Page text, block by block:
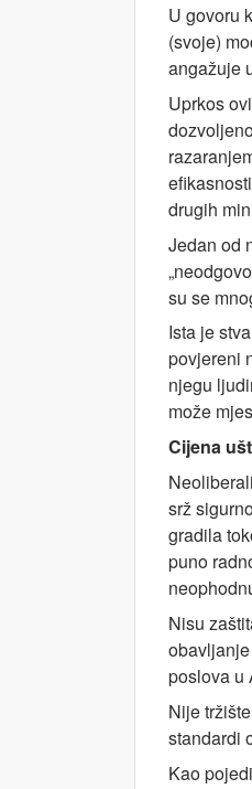
U govoru
(svoje)
angažuje
Uprkos
drugih
Jedan od
su se
Ista je
povjereni
njegu
može
Cijena
srž
gradila
puno
Nisu
poslova u
Nije
standardi
Kao